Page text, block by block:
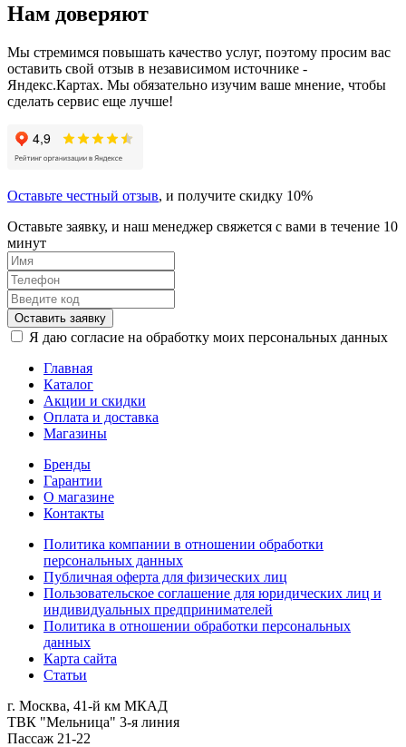
Нам доверяют
Мы стремимся повышать качество услуг, поэтому просим вас
оставить свой отзыв в независимом источнике -
Яндекс.Картах. Мы обязательно изучим ваше мнение, чтобы
сделать сервис еще лучше!
Оставьте честный отзыв, и получите скидку 10%
Оставьте заявку, и наш менеджер свяжется с вами в течение 10
минут
Оставить заявку
Я даю согласие на обработку моих персональных данных
Главная
Каталог
Акции и скидки
Оплата и доставка
Магазины
Бренды
Гарантии
О магазине
Контакты
Политика компании в отношении обработки
персональных данных
Публичная оферта для физических лиц
Пользовательское соглашение для юридических лиц и
индивидуальных предпринимателей
Политика в отношении обработки персональных
данных
Карта сайта
Статьи
г. Москва, 41-й км МКАД
ТВК "Мельница" 3-я линия
Пассаж 21-22